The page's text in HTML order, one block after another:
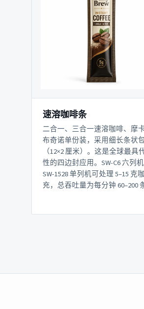
速溶咖啡条
二合一、三合一速溶咖啡、摩
布奇诺单份装，采用细长条状
（12×2 厘米）。这是全球最具
性的四边封应用。SW-C6 六列
SW-1528 单列机可处理 5–15 克
充，总吞吐量为每分钟 60–200